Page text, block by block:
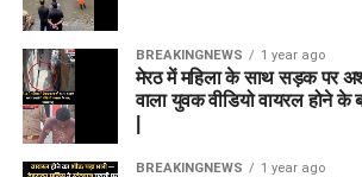
BREAKINGNEWS 1 year ago
मेरठ में महिला के साथ सड़क पर
वाला युवक वीडियो वायरल होने के
BREAKINGNEWS 1 year ago